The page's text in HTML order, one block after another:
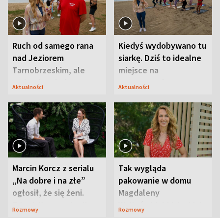
Ruch od samego rana
nad Jeziorem
Tarnobrzeskim, ale
ważna jest jedna
Aktualności
Kiedyś wydobywano tu
siarkę. Dziś to idealne
miejsce na
wypoczynek
Aktualności
Marcin Korcz z serialu
„Na dobre i na złe”
ogłosił, że się żeni.
Zdradził, co zmienił
Rozmowy
Tak wygląda
pakowanie w domu
Magdaleny
Waligórskiej-Lisieckiej.
Rozmowy